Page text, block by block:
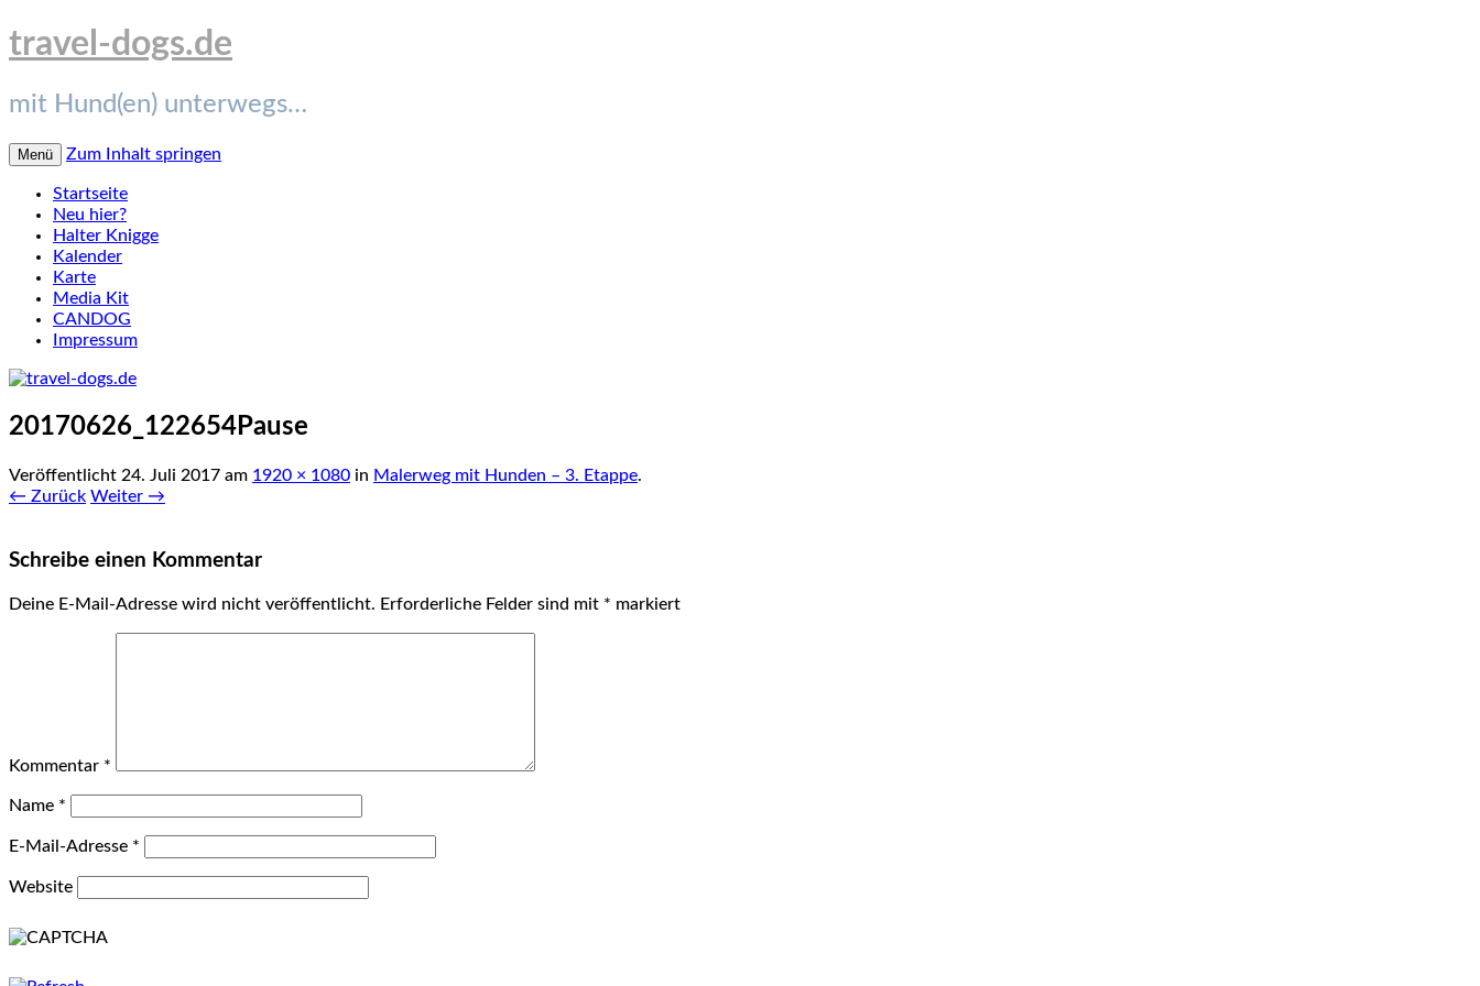
travel-dogs.de
mit Hund(en) unterwegs…
Menü Zum Inhalt springen
Startseite
Neu hier?
Halter Knigge
Kalender
Karte
Media Kit
CANDOG
Impressum
20170626_122654Pause
Veröffentlicht 24. Juli 2017 am 1920 × 1080 in Malerweg mit Hunden – 3. Etappe.
← Zurück Weiter →
Schreibe einen Kommentar
Deine E-Mail-Adresse wird nicht veröffentlicht. Erforderliche Felder sind mit * markiert
Kommentar *
Name *
E-Mail-Adresse *
Website